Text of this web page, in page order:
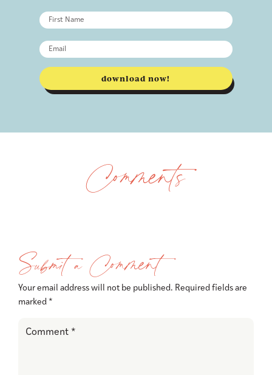
download now!
Comments
Submit a Comment
Your email address will not be published. Required fields are
marked *